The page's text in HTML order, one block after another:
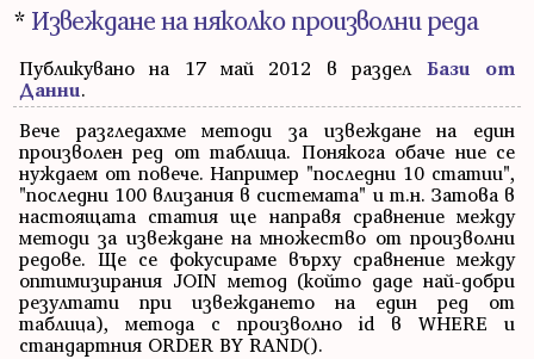
* Извеждане на няколко произволни реда
Публикувано на 17 май 2012 в раздел Бази от
Данни.
Вече разгледахме методи за извеждане на един
произволен ред от таблица. Понякога обаче ние се
нуждаем от повече. Например "последни 10 статии",
"последни 100 влизания в системата" и т.н. Затова в
настоящата статия ще направя сравнение между
методи за извеждане на множество от произволни
редове. Ще се фокусираме върху сравнение между
оптимизирания JOIN метод (който даде най-добри
резултати при извеждането на един ред от
таблица), метода с произволно id в WHERE и
стандартния ORDER BY RAND().